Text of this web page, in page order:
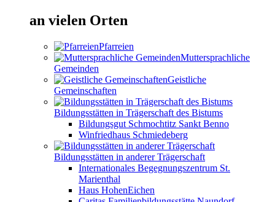
an vielen Orten
Pfarreien
Muttersprachliche
Gemeinden
Geistliche
Gemeinschaften
Bildungsstätten in Trägerschaft des Bistums
Bildungsgut Schmochtitz Sankt Benno
Winfriedhaus Schmiedeberg
Bildungsstätten in anderer Trägerschaft
Internationales Begegnungszentrum St.
Marienthal
Haus HohenEichen